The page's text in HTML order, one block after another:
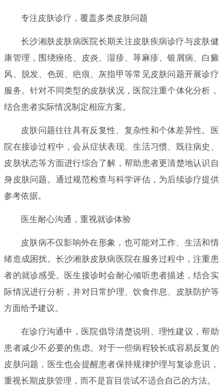
专注皮肤诊疗，覆盖多类皮肤问题
长沙湘肤皮肤病医院长期关注皮肤疾病诊疗与皮肤健
康管理，围绕痤疮、皮炎、湿疹、荨麻疹、银屑病、白癜
风、脱发、色斑、疤痕、灰指甲等常见皮肤问题开展诊疗
服务。针对不同类型的皮肤状况，医院注重个体化分析，
结合患者实际情况制定相应方案。
皮肤问题往往具有反复性、复杂性和个体差异性。医
院在接诊过程中，会从症状表现、生活习惯、既往病史、
皮肤状态等方面进行综合了解，帮助患者更清楚地认识自
身皮肤问题。通过规范检查与科学评估，为后续诊疗提供
参考依据。
医生耐心沟通，重视就诊体验
皮肤病不仅影响外在形象，也可能对工作、生活和情
绪造成困扰。长沙湘肤皮肤病医院在服务过程中，注重患
者的就诊感受。医生接诊时会耐心倾听患者描述，结合实
际情况进行分析，并对日常护理、饮食作息、皮肤防护等
方面给予建议。
在诊疗沟通中，医院倡导清楚说明、理性建议，帮助
患者减少不必要的焦虑。对于一些病程较长或容易反复的
皮肤问题，医生也会提醒患者保持规律护理与复诊意识，
重视长期皮肤管理，而不是盲目尝试不适合自己的方法。